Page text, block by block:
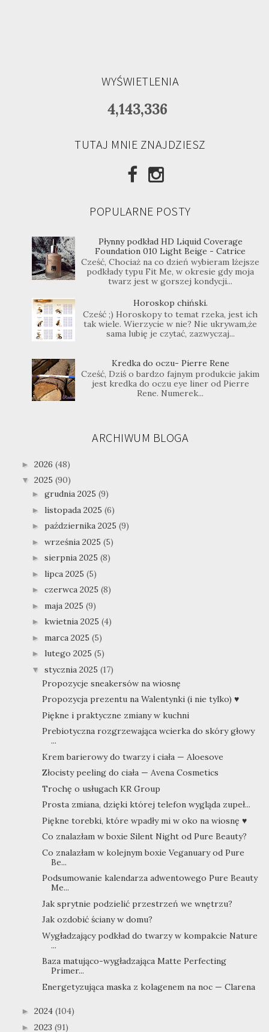
WYŚWIETLENIA
4,143,336
TUTAJ MNIE ZNAJDZIESZ
POPULARNE POSTY
Płynny podkład HD Liquid Coverage
Foundation 010 Light Beige - Catrice
Cześć, Chociaż na co dzień wybieram lżejsze
podkłady typu Fit Me, w okresie gdy moja
twarz jest w gorszej kondycji...
Horoskop chiński.
Cześć ;) Horoskopy to temat rzeka, jest ich
tak wiele. Wierzycie w nie? Nie ukrywam,że
sama lubię je czytać, zazwyczaj...
Kredka do oczu- Pierre Rene
Cześć, Dziś o bardzo fajnym produkcie jakim
jest kredka do oczu eye liner od Pierre
Rene. Numerek...
ARCHIWUM BLOGA
► 2026 (48)
▼ 2025 (90)
► grudnia 2025 (9)
► listopada 2025 (6)
► października 2025 (9)
► września 2025 (5)
► sierpnia 2025 (8)
► lipca 2025 (5)
► czerwca 2025 (8)
► maja 2025 (9)
► kwietnia 2025 (4)
► marca 2025 (5)
► lutego 2025 (5)
▼ stycznia 2025 (17)
Propozycje sneakersów na wiosnę
Propozycja prezentu na Walentynki (i nie tylko) ♥
Piękne i praktyczne zmiany w kuchni
Prebiotyczna rozgrzewająca wcierka do skóry głowy
...
Krem barierowy do twarzy i ciała — Aloesove
Złocisty peeling do ciała — Avena Cosmetics
Trochę o usługach KR Group
Prosta zmiana, dzięki której telefon wygląda zupeł...
Piękne torebki, które wpadły mi w oko na wiosnę ♥
Co znalazłam w boxie Silent Night od Pure Beauty?
Co znalazłam w kolejnym boxie Veganuary od Pure
Be...
Podsumowanie kalendarza adwentowego Pure Beauty
Me...
Jak sprytnie podzielić przestrzeń we wnętrzu?
Jak ozdobić ściany w domu?
Wygładzający podkład do twarzy w kompakcie Nature
...
Baza matująco-wygładzająca Matte Perfecting
Primer...
Energetyzująca maska z kolagenem na noc — Clarena
► 2024 (104)
► 2023 (91)